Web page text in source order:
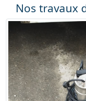
Nos travaux